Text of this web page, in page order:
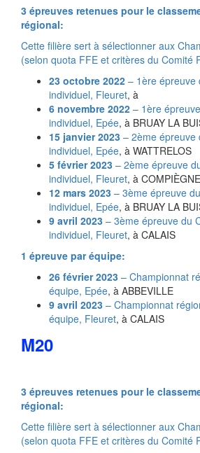
3 épreuves retenues pour le
régional:
Cette filière sert à sélectionner aux
(selon quota FFE et critères du Comité
23 octobre 2022 – 1ère épreuve
individuel, Fleuret, à
6 novembre 2022 – 1ère
individuel, Epée, à BRUAY LA
15 janvier 2023 – 2ème épreuve
individuel, Epée, à WATTRELOS
5 février 2023 – 2ème épreuve
individuel, Fleuret, à COMPIÈGNE
12 mars 2023 – 3ème épreuve
individuel, Epée, à BRUAY LA
9 avril 2023 – 3ème épreuve du
individuel, Fleuret, à CALAIS
1 épreuve par équipe:
26 février 2023 – Championnat
équipe, Epée, à ABBEVILLE
9 avril 2023 – Championnat
équipe, Fleuret, à CALAIS
M20
3 épreuves retenues pour le
régional:
Cette filière sert à sélectionner aux
(selon quota FFE et critères du Comité